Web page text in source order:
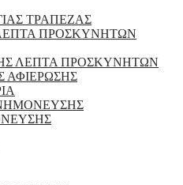
ΤΡΑΠΕΖΑΣ
ΠΡΟΣΚΥΝΗΤΩΝ
ΛΕΠΤΑ ΠΡΟΣΚΥΝΗΤΩΝ
ΑΦΙΕΡΩΣΗΣ